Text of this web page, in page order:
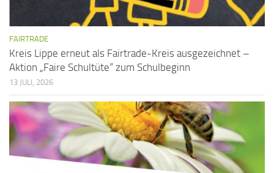
FAIRTRADE
Kreis Lippe erneut als Fairtrade-Kreis ausgezeichnet –
Aktion „Faire Schultüte“ zum Schulbeginn
13 JULI, 2026